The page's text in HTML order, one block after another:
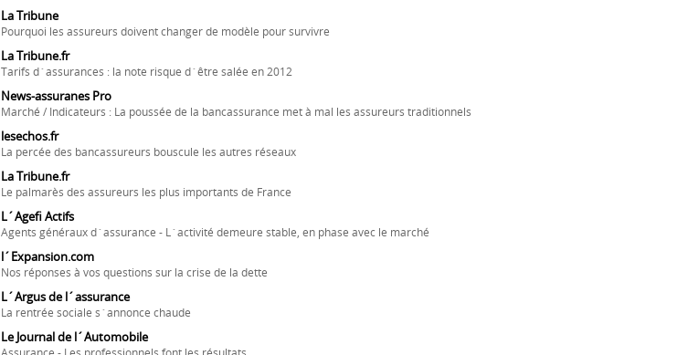
La Tribune
Pourquoi les assureurs doivent changer de modèle pour survivre
La Tribune.fr
Tarifs d´assurances : la note risque d´être salée en 2012
News-assuranes Pro
Marché / Indicateurs : La poussée de la bancassurance met à mal les assureurs traditionnels
lesechos.fr
La percée des bancassureurs bouscule les autres réseaux
La Tribune.fr
Le palmarès des assureurs les plus importants de France
L´Agefi Actifs
Agents généraux d´assurance - L´activité demeure stable, en phase avec le marché
l´Expansion.com
Nos réponses à vos questions sur la crise de la dette
L´Argus de l´assurance
La rentrée sociale s´annonce chaude
Le Journal de l´Automobile